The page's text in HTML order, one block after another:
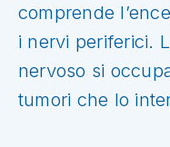
comprende
i nervi periferici.
nervoso si
tumori che lo